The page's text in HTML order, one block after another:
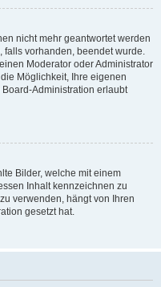
nicht mehr geantwortet werden
falls vorhanden, beendet wurde.
Moderator oder Administrator
Möglichkeit, Ihre eigenen
Administration erlaubt
Bilder, welche mit einem
Inhalt kennzeichnen zu
verwenden, hängt von Ihren
gesetzt hat.